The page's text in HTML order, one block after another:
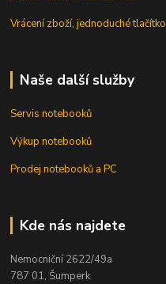
Vrácení zboží, jednoduché tlačítko
Naše další služby
Servis notebooků
Výkup notebooků
Prodej notebooků a PC
Kde nás najdete
Nemocniční 2622/49a
787 01, Šumperk